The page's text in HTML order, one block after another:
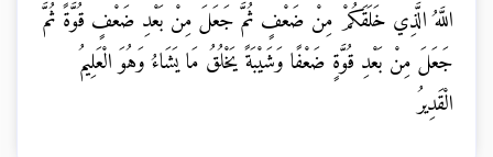
اللَّهُ الَّذِي خَلَقَكُمْ مِنْ ضَعْفٍ ثُمَّ جَعَلَ مِنْ بَعْدِ ضَعْفٍ قُوَّةً ثُمَّ
جَعَلَ مِنْ بَعْدِ قُوَّةٍ ضَعْفًا وَشَيْبَةً يَخْلُقُ مَا يَشَاءُ وَهُوَ الْعَلِيمُ
الْقَدِيرُ